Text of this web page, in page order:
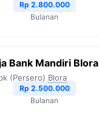
Rp 2.800.000
Bulanan
Bank Mandiri Blora
(Persero) Blora
Rp 2.500.000
Bulanan